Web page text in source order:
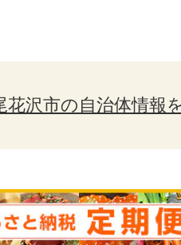
花沢市の自治体情報